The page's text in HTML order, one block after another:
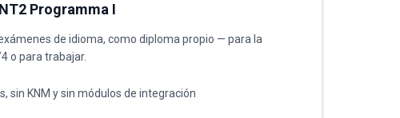
Programma I
de idioma, como diploma propio — para la
o para trabajar.
sin KNM y sin módulos de integración